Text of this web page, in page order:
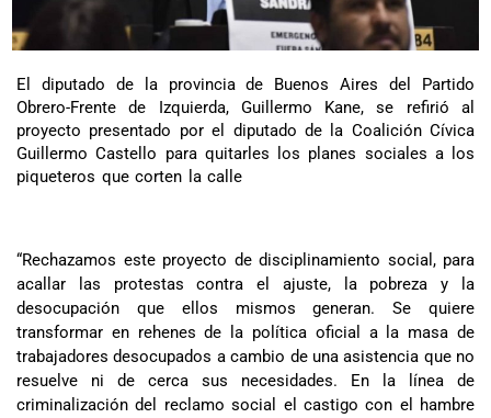
El diputado de la provincia de Buenos Aires del Partido
Obrero-Frente de Izquierda, Guillermo Kane, se refirió al
proyecto presentado por el diputado de la Coalición Cívica
Guillermo Castello para quitarles los planes sociales a los
piqueteros que corten la calle
“Rechazamos este proyecto de disciplinamiento social, para
acallar las protestas contra el ajuste, la pobreza y la
desocupación que ellos mismos generan. Se quiere
transformar en rehenes de la política oficial a la masa de
trabajadores desocupados a cambio de una asistencia que no
resuelve ni de cerca sus necesidades. En la línea de
criminalización del reclamo social el castigo con el hambre